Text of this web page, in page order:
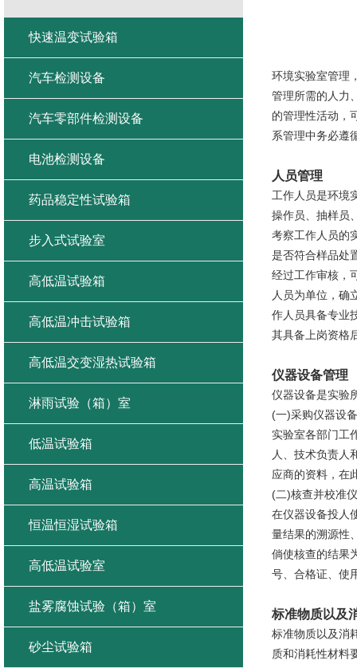
环境实验室管理
管理所需的人力
的管理性活动，
系管理中务必遵
人员管理
工作人员是环境
操作员、抽样员
考察工作人员的
是否符合样品处
经过工作审核，
人员为单位，确
作人员具备专业
其具备上岗资格
仪器设备管理
仪器设备是实验
(一)采购仪器设备
实验室各部门工
人、技术负责人
应商的资料，在
(二)核查并校准
在仪器设备投人
量结果的溯源性
倘使核查的结果
号、合格证、使
标准物质以及
标准物质以及消
质和消耗性材料
快速温变试验箱
汽车检测设备
汽车零部件检测设备
电池检测设备
药品稳定性试验箱
步入式试验室
高低温试验箱
高低温冲击试验箱
高低温交变湿热试验箱
淋雨试验（箱）室
低温试验箱
高温试验箱
恒温恒湿试验箱
高低温试验室
盐雾腐蚀试验（箱）室
砂尘试验箱